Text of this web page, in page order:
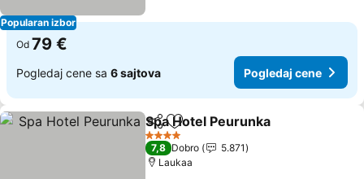
Popularan izbor
Od 79 €
Pogledaj cene sa 6 sajtova Pogledaj cene
Deli Dodati u favorite
Spa Hotel Peurunka
4 Zvezdice
7,8 Dobro
5.871
Laukaa